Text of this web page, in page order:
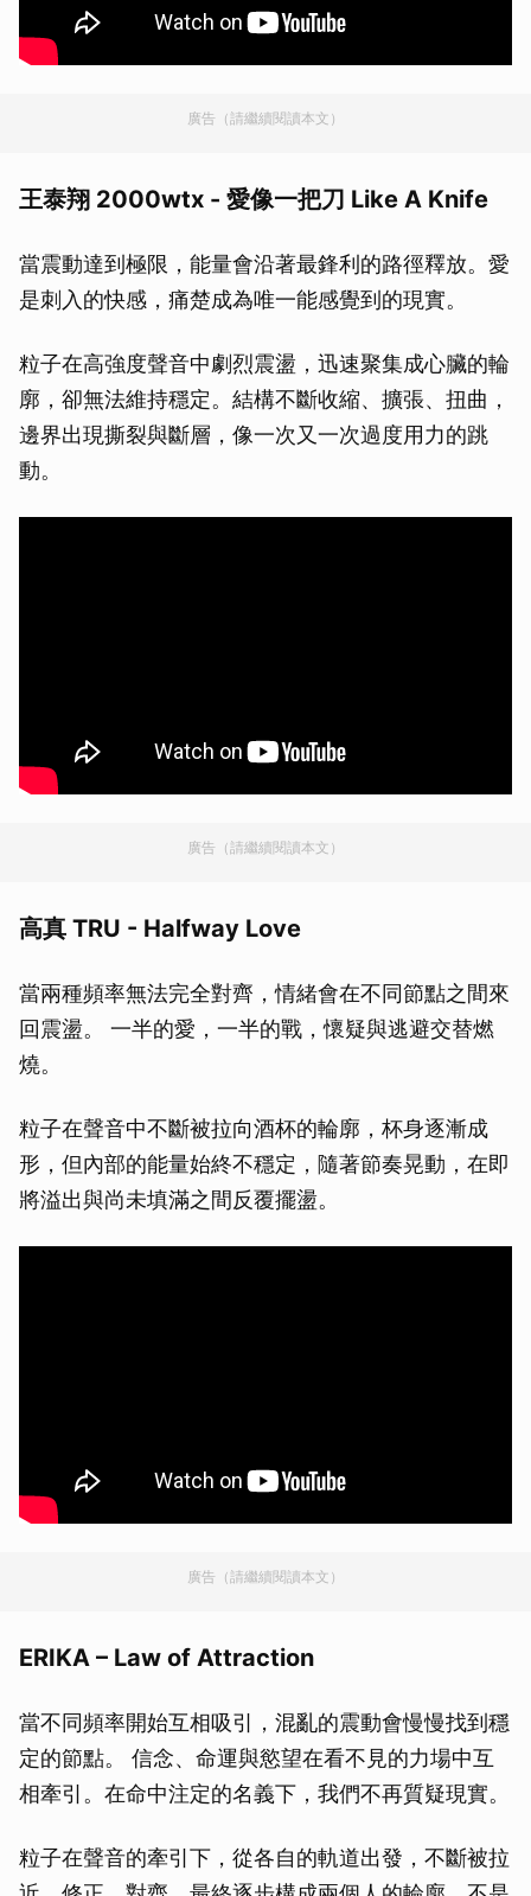
廣告（請繼續閱讀本文）
王泰翔 2000wtx - 愛像一把刀 Like A Knife
當震動達到極限，能量會沿著最鋒利的路徑釋放。愛
是刺入的快感，痛楚成為唯一能感覺到的現實。
粒子在高強度聲音中劇烈震盪，迅速聚集成心臟的輪
廓，卻無法維持穩定。結構不斷收縮、擴張、扭曲，
邊界出現撕裂與斷層，像一次又一次過度用力的跳
動。
廣告（請繼續閱讀本文）
高真 TRU - Halfway Love
當兩種頻率無法完全對齊，情緒會在不同節點之間來
回震盪。 一半的愛，一半的戰，懷疑與逃避交替燃
燒。
粒子在聲音中不斷被拉向酒杯的輪廓，杯身逐漸成
形，但內部的能量始終不穩定，隨著節奏晃動，在即
將溢出與尚未填滿之間反覆擺盪。
廣告（請繼續閱讀本文）
ERIKA – Law of Attraction
當不同頻率開始互相吸引，混亂的震動會慢慢找到穩
定的節點。 信念、命運與慾望在看不見的力場中互
相牽引。在命中注定的名義下，我們不再質疑現實。
粒子在聲音的牽引下，從各自的軌道出發，不斷被拉